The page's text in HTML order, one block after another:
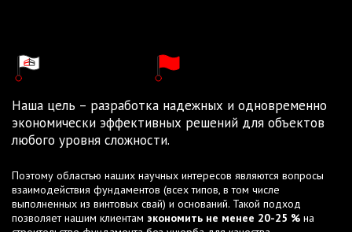
Наша цель – разработка надежных и одновременно
экономически эффективных решений для объектов
любого уровня сложности.
Поэтому областью наших научных интересов являются вопросы
взаимодействия фундаментов (всех типов, в том числе
выполненных из винтовых свай) и оснований. Такой подход
позволяет нашим клиентам экономить не менее 20-25 % на